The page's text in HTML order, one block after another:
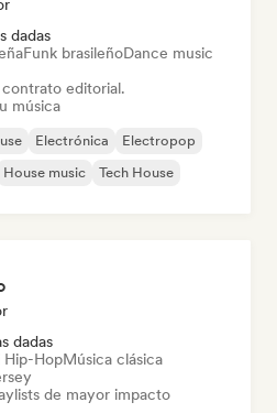
dadas
Funk brasileñoDance music
editorial.
música
Electrónica
Electropop
House music Tech House
dadas
HopMúsica clásica
de mayor impacto